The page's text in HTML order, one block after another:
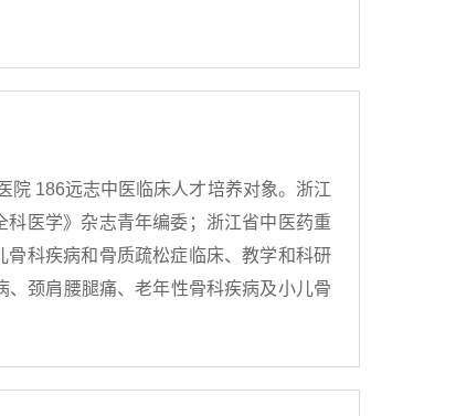
院 186远志中医临床人才培养对象。浙江
医学》杂志青年编委；浙江省中医药重
科疾病和骨质疏松症临床、教学和科研
颈肩腰腿痛、老年性骨科疾病及小儿骨